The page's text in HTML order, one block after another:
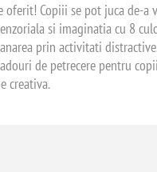
Copiii se pot juca de-
si imaginatia cu 8
prin activitati
de petrecere pentru
creativa.